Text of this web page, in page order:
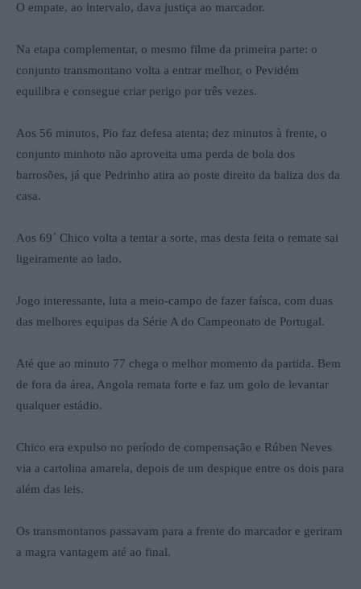
O empate, ao intervalo, dava justiça ao marcador.
Na etapa complementar, o mesmo filme da primeira parte: o
conjunto transmontano volta a entrar melhor, o Pevidém
equilibra e consegue criar perigo por três vezes.
Aos 56 minutos, Pio faz defesa atenta; dez minutos à frente, o
conjunto minhoto não aproveita uma perda de bola dos
barrosões, já que Pedrinho atira ao poste direito da baliza dos da
casa.
Aos 69´ Chico volta a tentar a sorte, mas desta feita o remate sai
ligeiramente ao lado.
Jogo interessante, luta a meio-campo de fazer faísca, com duas
das melhores equipas da Série A do Campeonato de Portugal.
Até que ao minuto 77 chega o melhor momento da partida. Bem
de fora da área, Angola remata forte e faz um golo de levantar
qualquer estádio.
Chico era expulso no período de compensação e Rúben Neves
via a cartolina amarela, depois de um despique entre os dois para
além das leis.
Os transmontanos passavam para a frente do marcador e geriram
a magra vantagem até ao final.